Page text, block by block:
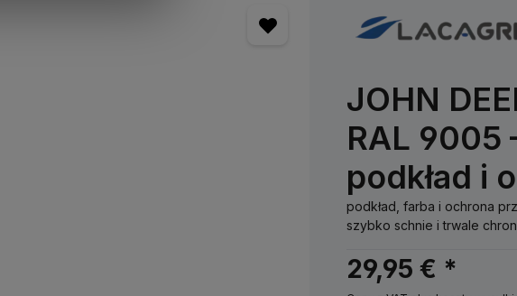
JOHN
RAL 9005
podkład i
podkład, farba i ochrona
szybko schnie i trwale
29,95 € *